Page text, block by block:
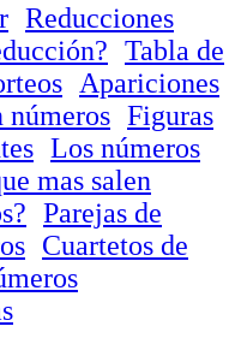
Reducciones
Tabla de
Apariciones
Figuras
Los números
mas salen
Parejas de
Cuartetos de